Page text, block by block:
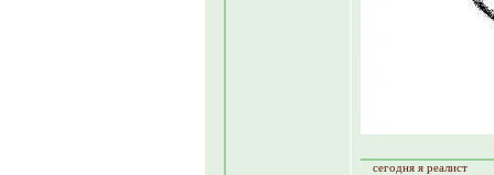
сегодня я реалист